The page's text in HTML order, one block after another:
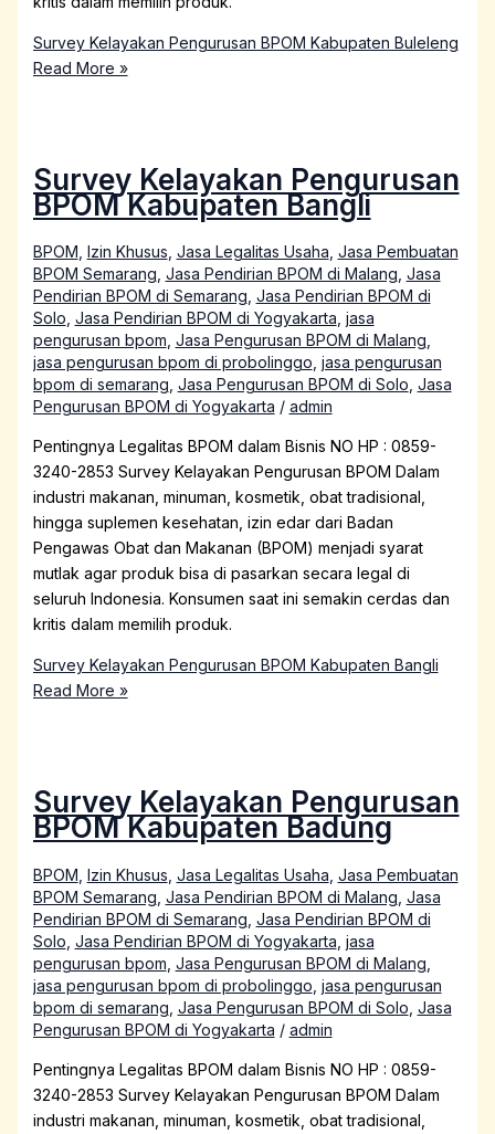
Survey Kelayakan Pengurusan BPOM Kabupaten Buleleng
Read More »
Survey Kelayakan Pengurusan
BPOM Kabupaten Bangli
BPOM, Izin Khusus, Jasa Legalitas Usaha, Jasa Pembuatan
BPOM Semarang, Jasa Pendirian BPOM di Malang, Jasa
Pendirian BPOM di Semarang, Jasa Pendirian BPOM di
Solo, Jasa Pendirian BPOM di Yogyakarta, jasa
pengurusan bpom, Jasa Pengurusan BPOM di Malang,
jasa pengurusan bpom di probolinggo, jasa pengurusan
bpom di semarang, Jasa Pengurusan BPOM di Solo, Jasa
Pengurusan BPOM di Yogyakarta / admin
Pentingnya Legalitas BPOM dalam Bisnis NO HP : 0859-
3240-2853 Survey Kelayakan Pengurusan BPOM Dalam
industri makanan, minuman, kosmetik, obat tradisional,
hingga suplemen kesehatan, izin edar dari Badan
Pengawas Obat dan Makanan (BPOM) menjadi syarat
mutlak agar produk bisa di pasarkan secara legal di
seluruh Indonesia. Konsumen saat ini semakin cerdas dan
kritis dalam memilih produk.
Survey Kelayakan Pengurusan BPOM Kabupaten Bangli
Read More »
Survey Kelayakan Pengurusan
BPOM Kabupaten Badung
BPOM Izin Khusus Jasa Legalitas Usaha Jasa Pembuatan
BPOM Semarang Jasa Pendirian BPOM di Malang Jasa
Pendirian BPOM di Semarang Jasa Pendirian BPOM di
Solo Jasa Pendirian BPOM di Yogyakarta jasa
pengurusan bpom Jasa Pengurusan BPOM di Malang
jasa pengurusan bpom di probolinggo jasa pengurusan
bpom di semarang Jasa Pengurusan BPOM di Solo Jasa
Pengurusan BPOM di Yogyakarta / admin
Pentingnya Legalitas BPOM dalam Bisnis NO HP : 0859-
3240-2853 Survey Kelayakan Pengurusan BPOM Dalam
industri makanan, minuman, kosmetik, obat tradisional,